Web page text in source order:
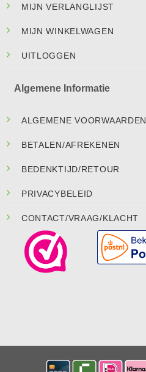
MIJN VERLANGLIJST
MIJN WINKELWAGEN
UITLOGGEN
Algemene Informatie
ALGEMENE VOORWAARDEN
BETALEN/AFREKENEN
BEDENKTIJD/RETOUR
PRIVACYBELEID
CONTACT/VRAAG/KLACHT